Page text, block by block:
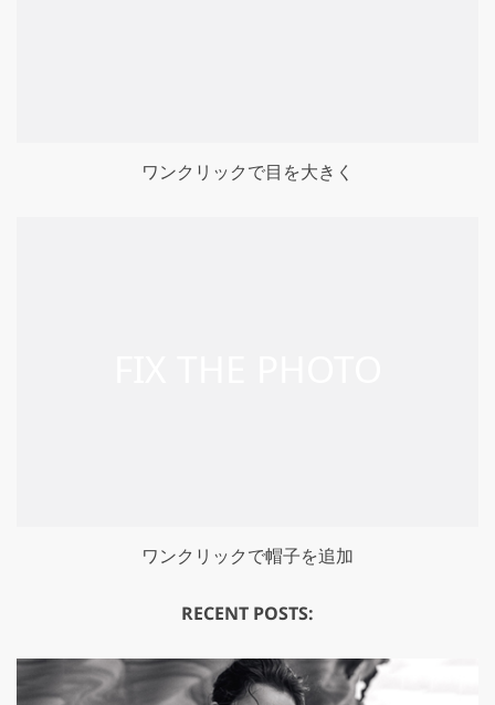
ワンクリックで目を大きく
ワンクリックで帽子を追加
RECENT POSTS: